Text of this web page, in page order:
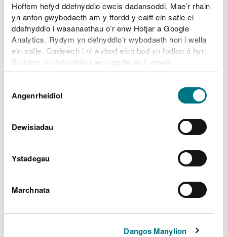
Hoffem hefyd ddefnyddio cwcis dadansoddi. Mae’r rhain
yn anfon gwybodaeth am y ffordd y caiff ein safle ei
ddefnyddio i wasanaethau o’r enw Hotjar a Google
Analytics. Rydym yn defnyddio’r wybodaeth hon i wella
ein safle. Gadewch i ni wybod eich bod yn fodlon â hyn.
Byddwn yn defnyddio cwci i gadw eich dewis.
Caniatâd
Angenrheidiol
Dewisiadau
Ystadegau
Marchnata
Dangos Manylion
Ardaloedd llifogydd perthnasol
Statws blaenorol
Beth ddylech chi wneud cyn,
yn ystod ac ar ôl llifogydd
Paratoi eich cartref, eich busnes a’ch fferm ar
Beth ddylech chi wneud yn ystod llifogydd a sut i
Gwirio beth yw’r wybodaeth ddiweddaraf am
draffig yn traffig.cymru